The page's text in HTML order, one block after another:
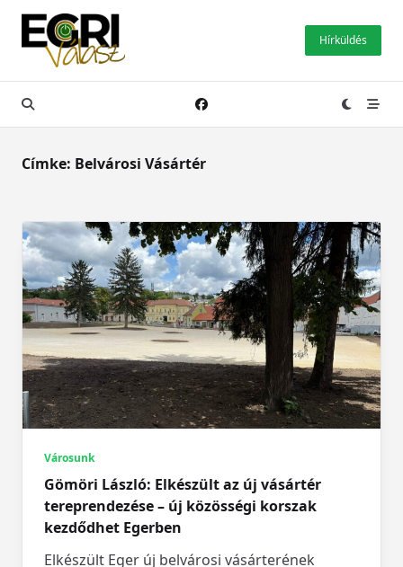
Skip
content
Hírküldés
Címke: Belvárosi Vásártér
Városunk
Gömöri László: Elkészült az új vásártér
tereprendezése – új közösségi korszak
kezdődhet Egerben
Elkészült Eger új belvárosi vásárterének